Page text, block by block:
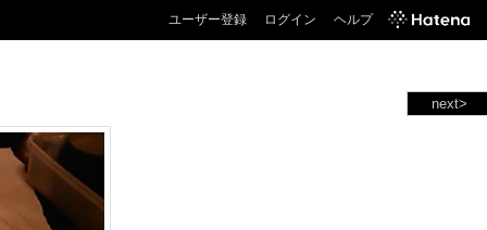
ユーザー登録 ログイン ヘルプ
next>